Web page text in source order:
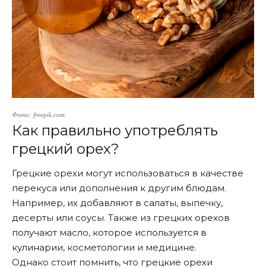
Фото: freepik.com
Как правильно употреблять
грецкий орех?
Грецкие орехи могут использоваться в качестве
перекуса или дополнения к другим блюдам.
Например, их добавляют в салаты, выпечку,
десерты или соусы. Также из грецких орехов
получают масло, которое используется в
кулинарии, косметологии и медицине.
Однако стоит помнить, что грецкие орехи